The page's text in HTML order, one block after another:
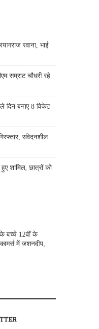
रवाना, भाई
सम्राट चौधरी रहे
दिन बनाए 8 विकेट
संवेदनशील
शामिल, छात्रों को
बच्चे 12वीं के
में जशनदीप,